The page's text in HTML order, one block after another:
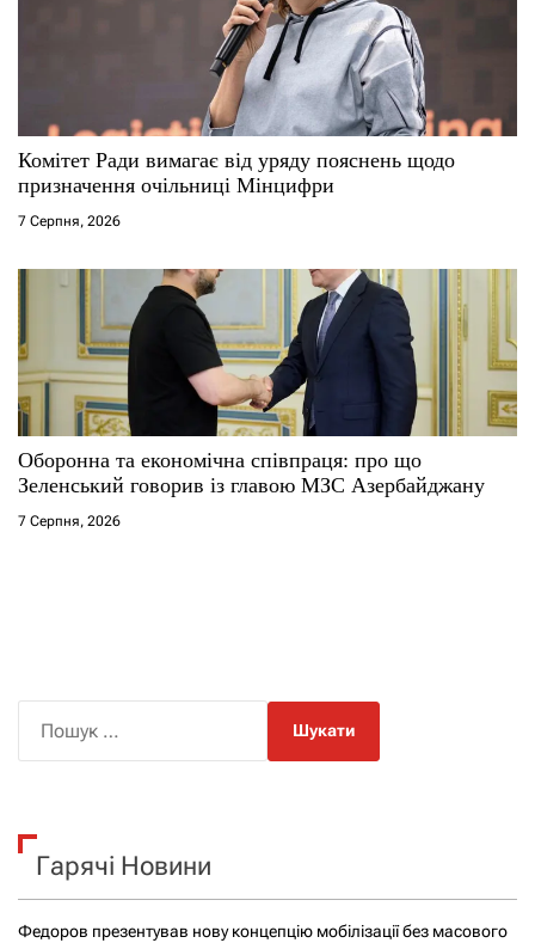
Комітет Ради вимагає від уряду пояснень щодо
призначення очільниці Мінцифри
7 Серпня, 2026
Оборонна та економічна співпраця: про що
Зеленський говорив із главою МЗС Азербайджану
7 Серпня, 2026
к
Гарячі Новини
Федоров презентував нову концепцію мобілізації без масового